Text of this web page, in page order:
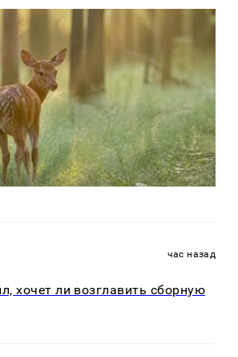
час назад
хочет ли возглавить сборную